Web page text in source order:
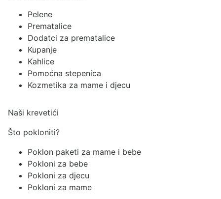
Pelene
Prematalice
Dodatci za prematalice
Kupanje
Kahlice
Pomoćna stepenica
Kozmetika za mame i djecu
Naši krevetići
Što pokloniti?
Poklon paketi za mame i bebe
Pokloni za bebe
Pokloni za djecu
Pokloni za mame